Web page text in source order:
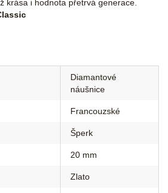
krása i hodnota přetrvá generace.
Diamantové
náušnice
Francouzské
Šperk
20 mm
Zlato